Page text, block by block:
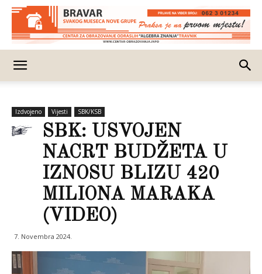
Izdvojeno Vijesti SBK/KSB
SBK: USVOJEN
NACRT BUDŽETA U
IZNOSU BLIZU 420
MILIONA MARAKA
(VIDEO)
7. Novembra 2024.